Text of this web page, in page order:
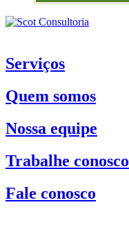
Serviços
Quem somos
Nossa equipe
Trabalhe conosco
Fale conosco